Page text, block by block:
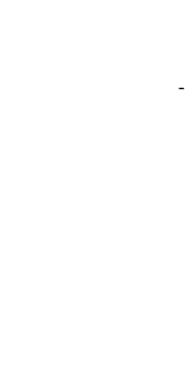
-